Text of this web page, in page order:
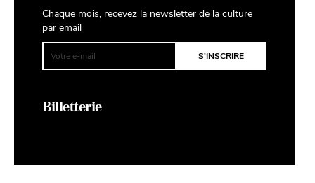
Chaque mois, recevez la newsletter de la culture
par email
Billetterie